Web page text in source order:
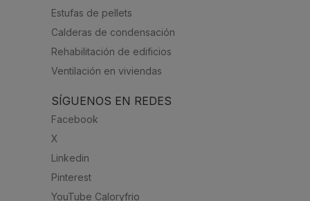
Estufas de pellets
Calderas de condensación
Rehabilitación de edificios
Ventilación en viviendas
SÍGUENOS EN REDES
Facebook
X
Linkedin
Pinterest
YouTube Caloryfrio